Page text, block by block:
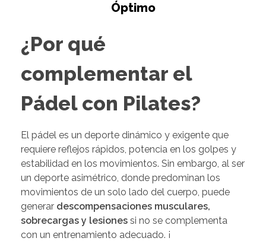
Óptimo
¿Por qué
complementar el
Pádel con Pilates?
El pádel es un deporte dinámico y exigente que
requiere reflejos rápidos, potencia en los golpes y
estabilidad en los movimientos. Sin embargo, al ser
un deporte asimétrico, donde predominan los
movimientos de un solo lado del cuerpo, puede
generar descompensaciones musculares,
sobrecargas y lesiones si no se complementa
con un entrenamiento adecuado. ¡